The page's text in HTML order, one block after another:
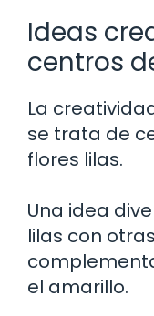
Ideas
centros
La
se trata de
flores lilas.
Una idea
lilas con
el amarillo.